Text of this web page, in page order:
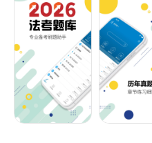
随机练习：系统随机抽题
顺序练习：按题库顺序进
错题练习：章节错题分布
收藏练习：对收藏的题目
题目搜索：可搜索相关题
模拟考试：由系统自动生